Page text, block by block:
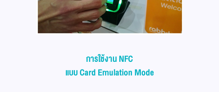
การใช้งาน NFC
แบบ Card Emulation Mode